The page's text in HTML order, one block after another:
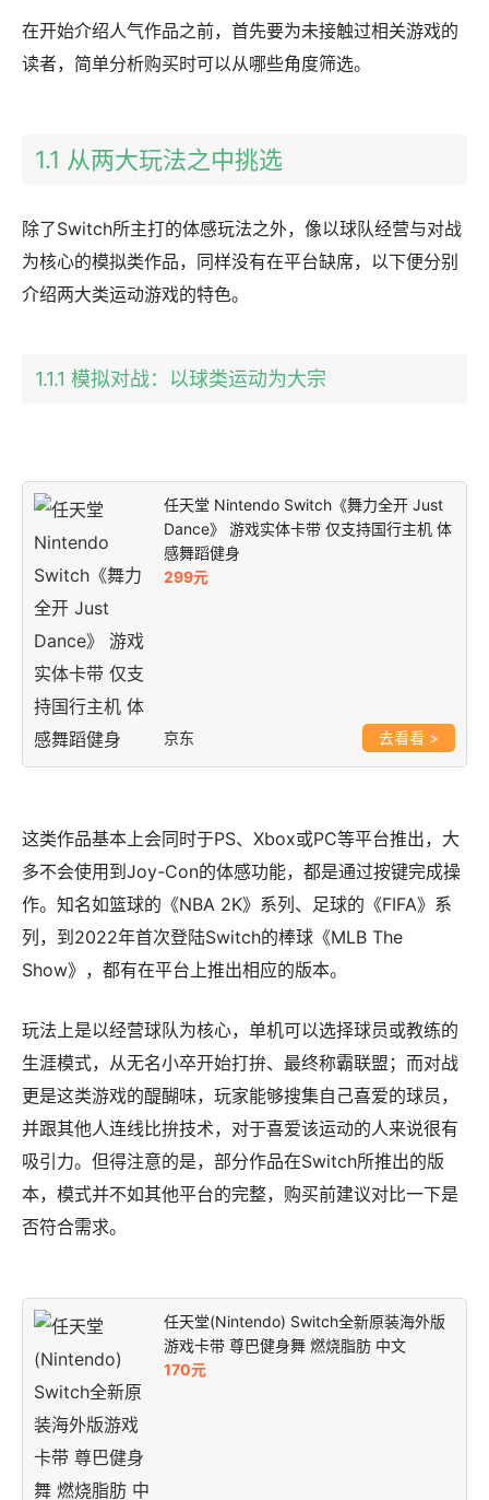
在开始介绍人气作品之前，首先要为未接触过相关游戏的
读者，简单分析购买时可以从哪些角度筛选。
1.1 从两大玩法之中挑选
除了Switch所主打的体感玩法之外，像以球队经营与对战
为核心的模拟类作品，同样没有在平台缺席，以下便分别
介绍两大类运动游戏的特色。
1.1.1 模拟对战：以球类运动为大宗
任天堂 Nintendo Switch《舞力全开 Just
Dance》 游戏实体卡带 仅支持国行主机 体
感舞蹈健身
299元
京东 >
这类作品基本上会同时于PS、Xbox或PC等平台推出，大
多不会使用到Joy-Con的体感功能，都是通过按键完成操
作。知名如篮球的《NBA 2K》系列、足球的《FIFA》系
列，到2022年首次登陆Switch的棒球《MLB The
Show》，都有在平台上推出相应的版本。
玩法上是以经营球队为核心，单机可以选择球员或教练的
生涯模式，从无名小卒开始打拚、最终称霸联盟；而对战
更是这类游戏的醍醐味，玩家能够搜集自己喜爱的球员，
并跟其他人连线比拚技术，对于喜爱该运动的人来说很有
吸引力。但得注意的是，部分作品在Switch所推出的版
本，模式并不如其他平台的完整，购买前建议对比一下是
否符合需求。
任天堂(Nintendo) Switch全新原装海外版
游戏卡带 尊巴健身舞 燃烧脂肪 中文
170元